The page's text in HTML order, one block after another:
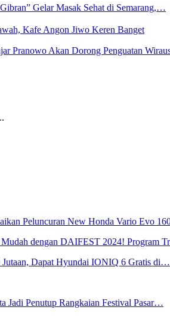
Gelar Masak Sehat di Semarang,…
Kafe Angon Jiwo Keren Banget
Pranowo Akan Dorong Penguatan
Peluncuran New Honda Vario Evo
dengan DAIFEST 2024! Program
Dapat Hyundai IONIQ 6 Gratis di…
Jadi Penutup Rangkaian Festival Pasar…